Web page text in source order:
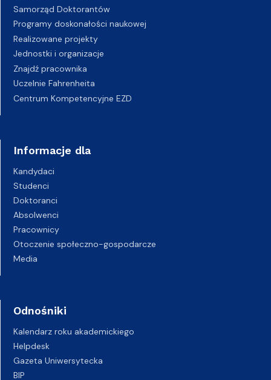
Samorząd Doktorantów
Programy doskonałości naukowej
Realizowane projekty
Jednostki i organizacje
Znajdź pracownika
Uczelnie Fahrenheita
Centrum Kompetencyjne EZD
Informacje dla
Kandydaci
Studenci
Doktoranci
Absolwenci
Pracownicy
Otoczenie społeczno-gospodarcze
Media
Odnośniki
Kalendarz roku akademickiego
Helpdesk
Gazeta Uniwersytecka
BIP